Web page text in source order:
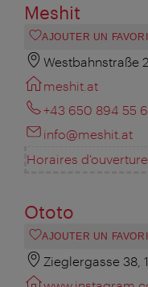
Meshit
AJOUTER UN FAVORI
Westbahnstraße
meshit.at
+43 650 894 55
info@meshit.at
Horaires d'ouverture
Ototo
AJOUTER UN FAVORI
Zieglergasse 38,